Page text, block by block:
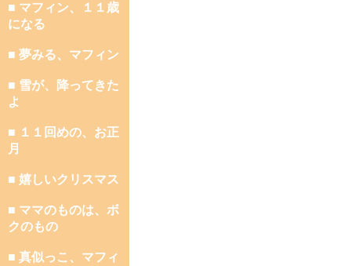
■ マフィン、１１歳
になる
■ 夢みる、マフィン
■ 雪が、降ってきた
よ
■ １１回めの、お正
月
■ 嬉しいクリスマス
■ ママのものは、ボ
クのもの
■ 真似っこ、マフィ